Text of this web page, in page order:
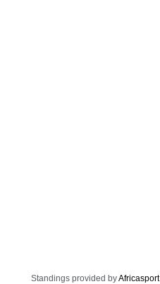
Standings provided byAfricasport